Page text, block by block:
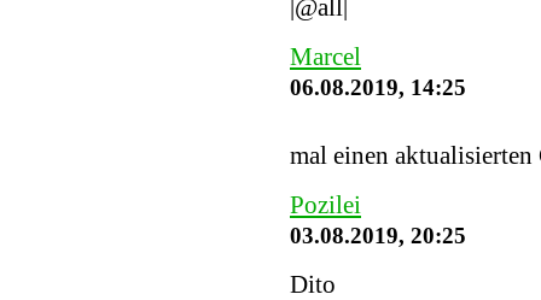
Marcel
06.08.2019, 14:25
mal einen
Pozilei
03.08.2019, 20:25
Dito